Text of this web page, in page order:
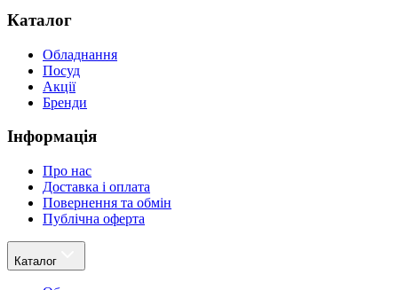
Каталог
Обладнання
Посуд
Акції
Бренди
Інформація
Про нас
Доставка і оплата
Повернення та обмін
Публічна оферта
Каталог